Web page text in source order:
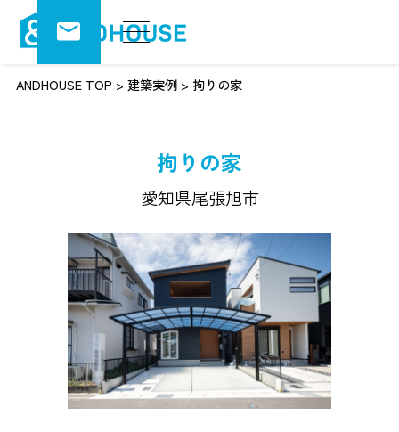
ANDHOUSE TOP > 建築実例> 拘りの家
拘りの家
愛知県尾張旭市